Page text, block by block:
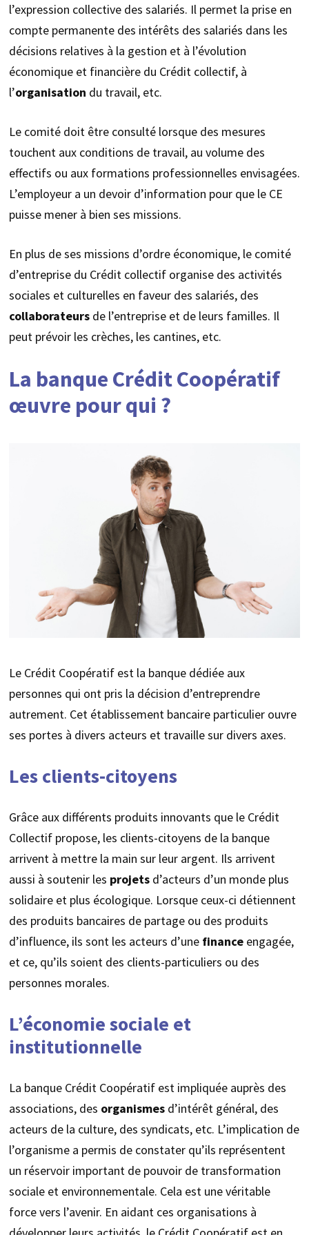
l’expression collective des salariés. Il permet la prise en
compte permanente des intérêts des salariés dans les
décisions relatives à la gestion et à l’évolution
économique et financière du Crédit collectif, à
l’organisation du travail, etc.
Le comité doit être consulté lorsque des mesures
touchent aux conditions de travail, au volume des
effectifs ou aux formations professionnelles envisagées.
L’employeur a un devoir d’information pour que le CE
puisse mener à bien ses missions.
En plus de ses missions d’ordre économique, le comité
d’entreprise du Crédit collectif organise des activités
sociales et culturelles en faveur des salariés, des
collaborateurs de l’entreprise et de leurs familles. Il
peut prévoir les crèches, les cantines, etc.
La banque Crédit Coopératif
œuvre pour qui ?
Le Crédit Coopératif est la banque dédiée aux
personnes qui ont pris la décision d’entreprendre
autrement. Cet établissement bancaire particulier ouvre
ses portes à divers acteurs et travaille sur divers axes.
Les clients-citoyens
Grâce aux différents produits innovants que le Crédit
Collectif propose, les clients-citoyens de la banque
arrivent à mettre la main sur leur argent. Ils arrivent
aussi à soutenir les projets d’acteurs d’un monde plus
solidaire et plus écologique. Lorsque ceux-ci détiennent
des produits bancaires de partage ou des produits
d’influence, ils sont les acteurs d’une finance engagée,
et ce, qu’ils soient des clients-particuliers ou des
personnes morales.
L’économie sociale et
institutionnelle
La banque Crédit Coopératif est impliquée auprès des
associations, des organismes d’intérêt général, des
acteurs de la culture, des syndicats, etc. L’implication de
l’organisme a permis de constater qu’ils représentent
un réservoir important de pouvoir de transformation
sociale et environnementale. Cela est une véritable
force vers l’avenir. En aidant ces organisations à